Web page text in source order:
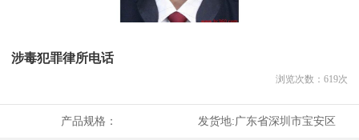
涉毒犯罪律所电话
浏览次数： 619次
产品规格： 发货地:广东省深圳市宝安区